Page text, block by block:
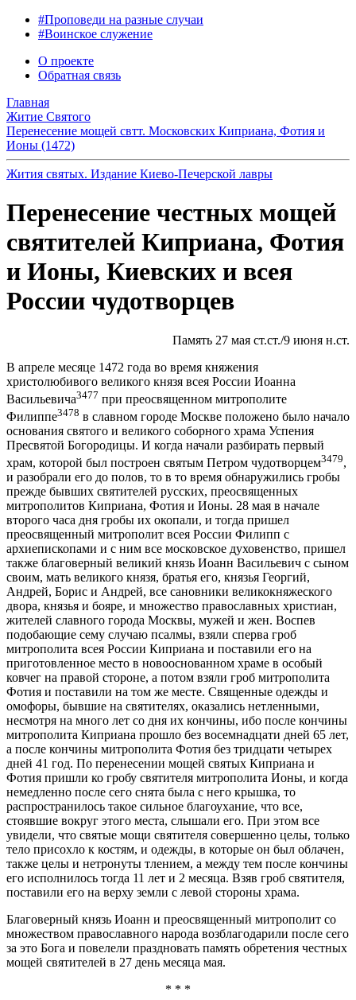
#Проповеди на разные случаи
#Воинское служение
О проекте
Обратная связь
Главная
Житие Святого
Перенесение мощей свтт. Московских Киприана, Фотия и
Ионы (1472)
Жития святых. Издание Киево-Печерской лавры
Перенесение честных мощей
святителей Киприана, Фотия
и Ионы, Киевских и всея
России чудотворцев
Память 27 мая ст.ст./9 июня н.ст.
В апреле месяце 1472 года во время княжения
христолюбивого великого князя всея России Иоанна
Васильевича3477 при преосвященном митрополите
Филиппе3478 в славном городе Москве положено было начало
основания святого и великого соборного храма Успения
Пресвятой Богородицы. И когда начали разбирать первый
храм, которой был построен святым Петром чудотворцем3479,
и разобрали его до полов, то в то время обнаружились гробы
прежде бывших святителей русских, преосвященных
митрополитов Киприана, Фотия и Ионы. 28 мая в начале
второго часа дня гробы их окопали, и тогда пришел
преосвященный митрополит всея России Филипп с
архиепископами и с ним все московское духовенство, пришел
также благоверный великий князь Иоанн Васильевич с сыном
своим, мать великого князя, братья его, князья Георгий,
Андрей, Борис и Андрей, все сановники великокняжеского
двора, князья и бояре, и множество православных христиан,
жителей славного города Москвы, мужей и жен. Воспев
подобающие сему случаю псалмы, взяли сперва гроб
митрополита всея России Киприана и поставили его на
приготовленное место в новооснованном храме в особый
ковчег на правой стороне, а потом взяли гроб митрополита
Фотия и поставили на том же месте. Священные одежды и
омофоры, бывшие на святителях, оказались нетленными,
несмотря на много лет со дня их кончины, ибо после кончины
митрополита Киприана прошло без восемнадцати дней 65 лет,
а после кончины митрополита Фотия без тридцати четырех
дней 41 год. По перенесении мощей святых Киприана и
Фотия пришли ко гробу святителя митрополита Ионы, и когда
немедленно после сего снята была с него крышка, то
распространилось такое сильное благоухание, что все,
стоявшие вокруг этого места, слышали его. При этом все
увидели, что святые мощи святителя совершенно целы, только
тело присохло к костям, и одежды, в которые он был облачен,
также целы и нетронуты тлением, а между тем после кончины
его исполнилось тогда 11 лет и 2 месяца. Взяв гроб святителя,
поставили его на верху земли с левой стороны храма.
Благоверный князь Иоанн и преосвященный митрополит со
множеством православного народа возблагодарили после сего
за это Бога и повелели праздновать память обретения честных
мощей святителей в 27 день месяца мая.
* * *